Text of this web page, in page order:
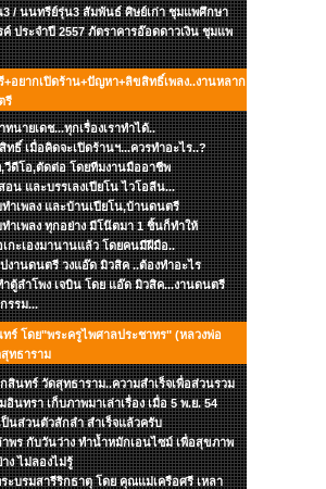
3 / นนทรีย์รุ่น3 สัมพันธ์ ศิษย์เก่า ชุมแพศึกษา
ค์ ประจำปี 2557 ภัตราคารอ๊อดดาวเงิน ชุมแพ
+อยากเปิดร้าน+ปัญหา+ลิขสิทธิ์เพลง..งานหลาก
รี
นายเดช...ทุกเรื่องเราทำได้..
ทธิ์ เมื่อคิดจะเปิดร้านฯ...ควรทำอะไร..?
วีดีโอ,ตัดต่อ โดยทีมงานมืออาชีพ
น และบรรเลงเปียโน ไวโอลีน...
ำเพลง และบ้านเปียโน,บ้านดนตรี
ำเพลง ทุกอย่าง มีโน๊ตมา 1 ชิ้นก็ทำให้
เกะเองมานานแล้ว โดยคนมีฝีมือ..
งานดนตรี วงแอ๊ด มิวสิค ..ต้องทำอะไร
ตู้ลำโพง เจบิน โดย แอ๊ด มิวสิค...งานดนตรี
รรม...
ร์ โดย"พระครูไพศาลประชาทร" (หลวงพ่อ
ทธาราม
นทร์ วัดสุทธาราม..ความสำเร็จเพื่อส่วนรวม
นทรา เก็บภาพมาเล่าเรื่อง เมื่อ 5 พ.ย. 54
ป็นส่วนตัวสักลำ สำเร็จแล้วครับ
าพร กับวันว่าง ทำน้ำหมักเอนไซม์ เพื่อสุขภาพ
ง ไม่ลองไม่รู้
ะบรมสารีริกธาตุ โดย คุณแม่เครือศรี เหลา